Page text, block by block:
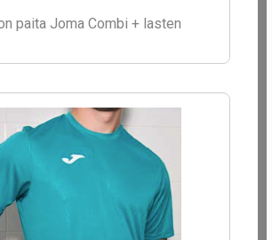
paita Joma Combi + lasten